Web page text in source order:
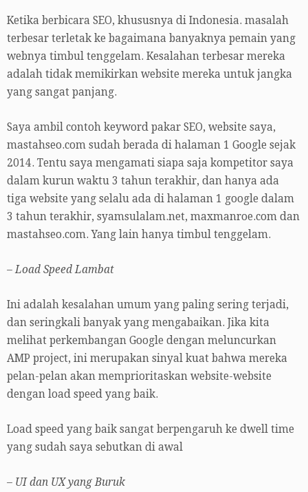
Ketika berbicara SEO, khususnya di Indonesia. masalah
terbesar terletak ke bagaimana banyaknya pemain yang
webnya timbul tenggelam. Kesalahan terbesar mereka
adalah tidak memikirkan website mereka untuk jangka
yang sangat panjang.
Saya ambil contoh keyword pakar SEO, website saya,
mastahseo.com sudah berada di halaman 1 Google sejak
2014. Tentu saya mengamati siapa saja kompetitor saya
dalam kurun waktu 3 tahun terakhir, dan hanya ada
tiga website yang selalu ada di halaman 1 google dalam
3 tahun terakhir, syamsulalam.net, maxmanroe.com dan
mastahseo.com. Yang lain hanya timbul tenggelam.
– Load Speed Lambat
Ini adalah kesalahan umum yang paling sering terjadi,
dan seringkali banyak yang mengabaikan. Jika kita
melihat perkembangan Google dengan meluncurkan
AMP project, ini merupakan sinyal kuat bahwa mereka
pelan-pelan akan memprioritaskan website-website
dengan load speed yang baik.
Load speed yang baik sangat berpengaruh ke dwell time
yang sudah saya sebutkan di awal
– UI dan UX yang Buruk